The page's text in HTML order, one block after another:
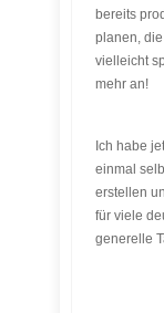
bereits
planen,
vielleicht
mehr an!
Ich habe
einmal
erstellen
für viele
generelle